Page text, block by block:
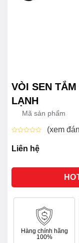
VÒI SEN
LẠNH
Mã sản phẩm
xếp
hạng
sao
(xem
Liên hệ
Hàng chính hãng
100%